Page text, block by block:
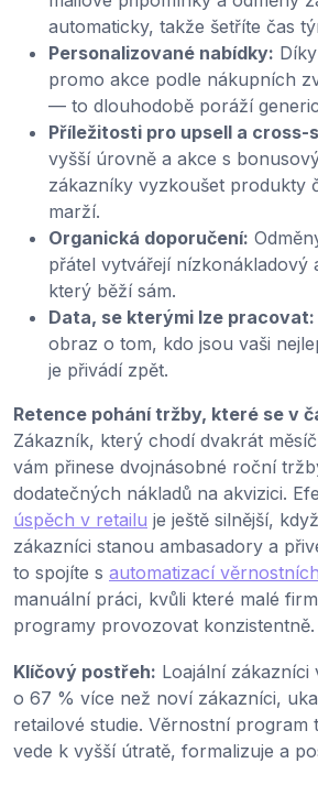
automaticky, takže šetříte čas
Personalizované nabídky:
promo akce podle nákupních
— to dlouhodobě poráží
Příležitosti pro upsell a cross-
vyšší úrovně a akce s
zákazníky vyzkoušet produkty
marží.
Organická doporučení:
přátel vytvářejí nízkonákladový
který běží sám.
Data, se kterými lze pracovat:
obraz o tom, kdo jsou vaši
je přivádí zpět.
Retence pohání tržby, které se v
Zákazník, který chodí dvakrát
vám přinese dvojnásobné roční
dodatečných nákladů na akvizici.
úspěch v retailu je ještě silnější,
zákazníci stanou ambasadory a
to spojíte s automatizací
manuální práci, kvůli které malé
programy provozovat konzistentně.
Klíčový postřeh: Loajální
o 67 % více než noví zákazníci,
retailové studie. Věrnostní
vede k vyšší útratě, formalizuje a